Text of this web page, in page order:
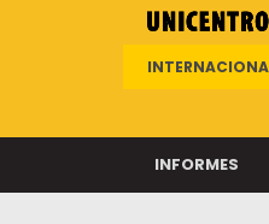
INFORMES